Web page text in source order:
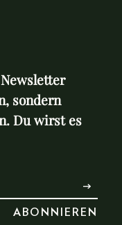
sondern
Du wirst es